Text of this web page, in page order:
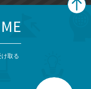
取る